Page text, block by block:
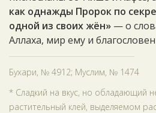
как однажды Пророк по
одной из своих жён» — о
Аллаха, мир ему и
Бухари, № 4912; Муслим, № 1474
* Сладкий на вкус, но обладающий
растительный клей, выделяемом